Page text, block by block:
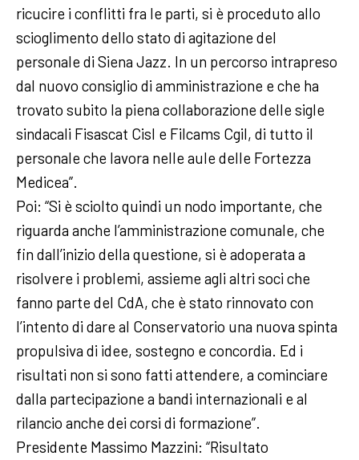
ricucire i conflitti fra le parti, si è proceduto allo
scioglimento dello stato di agitazione del
personale di Siena Jazz. In un percorso intrapreso
dal nuovo consiglio di amministrazione e che ha
trovato subito la piena collaborazione delle sigle
sindacali Fisascat Cisl e Filcams Cgil, di tutto il
personale che lavora nelle aule delle Fortezza
Medicea”.
Poi: “Si è sciolto quindi un nodo importante, che
riguarda anche l’amministrazione comunale, che
fin dall’inizio della questione, si è adoperata a
risolvere i problemi, assieme agli altri soci che
fanno parte del CdA, che è stato rinnovato con
l’intento di dare al Conservatorio una nuova spinta
propulsiva di idee, sostegno e concordia. Ed i
risultati non si sono fatti attendere, a cominciare
dalla partecipazione a bandi internazionali e al
rilancio anche dei corsi di formazione”.
Presidente Massimo Mazzini: “Risultato